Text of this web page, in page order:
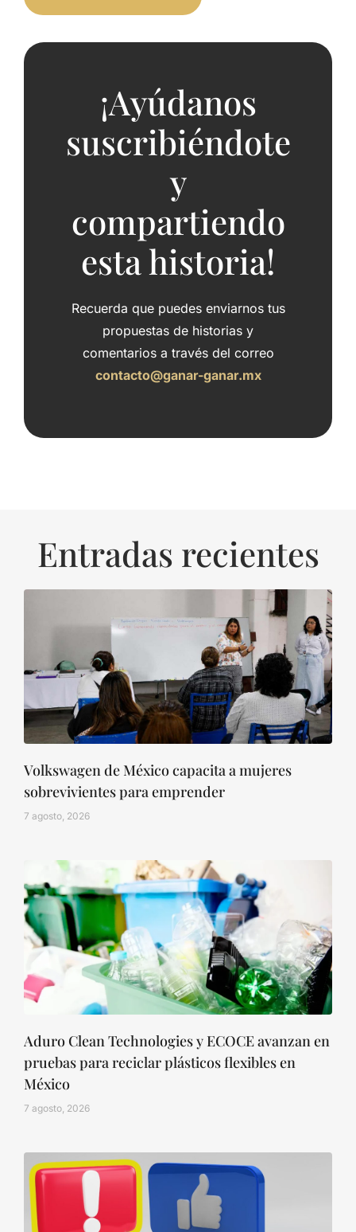
¡Ayúdanos
suscribiéndote
y
compartiendo
esta historia!
Recuerda que puedes enviarnos tus
propuestas de historias y
comentarios a través del correo
contacto@ganar-ganar.mx
Entradas recientes
Volkswagen de México capacita a mujeres
sobrevivientes para emprender
7 agosto, 2026
Aduro Clean Technologies y ECOCE avanzan en
pruebas para reciclar plásticos flexibles en
México
7 agosto, 2026